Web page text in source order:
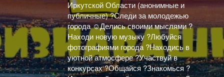
Иркутской Области (анонимные и
публичные) ?Следи за молодежью
города ☺Делись своими мыслями ?
Находи новую музыку ?Любуйся
фотографиями города ?Находись в
уютной атмосфере ?Участвуй в
конкурсах ?Общайся ?Знакомься ?